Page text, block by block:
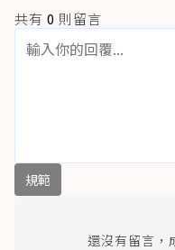
共有 0 則留言
規範
還沒有留言，